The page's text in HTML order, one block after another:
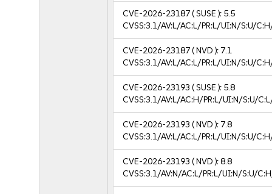
CVE-2026-23187( SUSE ): 5.5
CVSS:3.1/AV:L/AC:L/PR:L/UI:N/S:U/
CVE-2026-23187( NVD ): 7.1
CVSS:3.1/AV:L/AC:L/PR:L/UI:N/S:U/
CVE-2026-23193 ( SUSE ): 5.8
CVSS:3.1/AV:L/AC:H/PR:L/UI:N/S:U/
CVE-2026-23193 ( NVD ): 7.8
CVSS:3.1/AV:L/AC:L/PR:L/UI:N/S:U/
CVE-2026-23193 ( NVD ):8.8
CVSS:3.1/AV:N/AC:L/PR:L/UI:N/S:U/